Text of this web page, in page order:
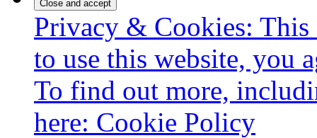
Privacy & Cookies:
to use this website, you
To find out more,
here: Cookie Policy